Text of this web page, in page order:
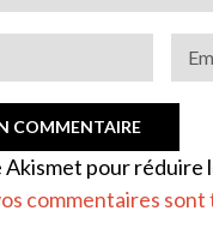
Akismet pour réduire
commentaires